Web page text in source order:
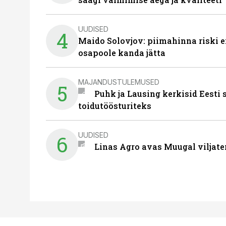
4 UUDISED
Maido Solovjov: piimahinna riski
osapoole kanda jätta
5 MAJANDUSTULEMUSED
Puhk ja Lausing kerkisid Eesti
toidutöösturiteks
6 UUDISED
Linas Agro avas Muugal